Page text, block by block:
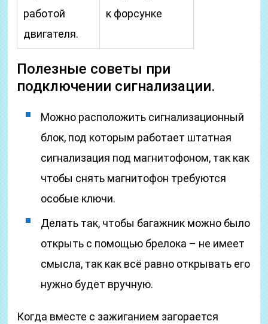
работой
двигателя.
к форсунке
Полезные советы при
подключении сигнализации.
Можно расположить сигнализационный
блок, под которым работает штатная
сигнализация под магнитофоном, так как
чтобы снять магнитофон требуются
особые ключи.
Делать так, чтобы багажник можно было
открыть с помощью брелока – не имеет
смысла, так как всё равно открывать его
нужно будет вручную.
Когда вместе с зажиганием загорается